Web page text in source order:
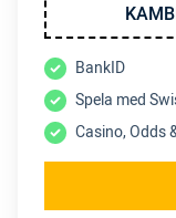
BankID
Spela med
Casino, Odds